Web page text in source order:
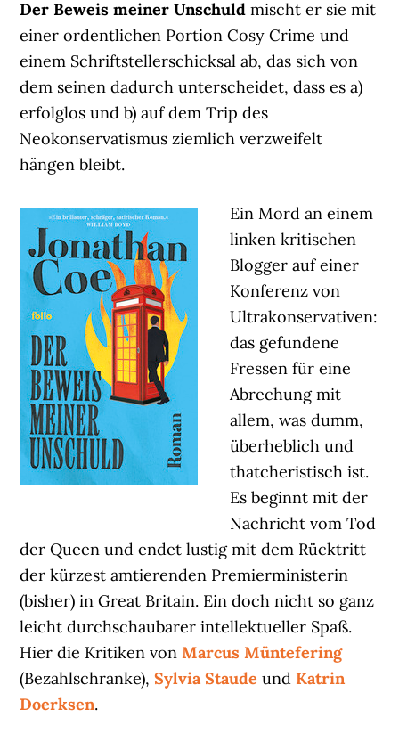
Der Beweis meiner Unschuldmischt er sie mit
einer ordentlichen Portion Cosy Crime und
einem Schriftstellerschicksal ab, das sich von
dem seinen dadurch unterscheidet, dass es a)
erfolglos und b) auf dem Trip des
Neokonservatismus ziemlich verzweifelt
hängen bleibt.
Ein Mord an einem
linken kritischen
Blogger auf einer
Konferenz von
Ultrakonservativen:
das gefundene
Fressen für eine
Abrechung mit
allem, was dumm,
überheblich und
thatcheristisch ist.
Es beginnt mit der
Nachricht vom Tod
der Queen und endet lustig mit dem Rücktritt
der kürzest amtierenden Premierministerin
(bisher) in Great Britain. Ein doch nicht so ganz
leicht durchschaubarer intellektueller Spaß.
Hier die Kritiken vonMarcus Müntefering
(Bezahlschranke),Sylvia Staude und Katrin
Doerksen.